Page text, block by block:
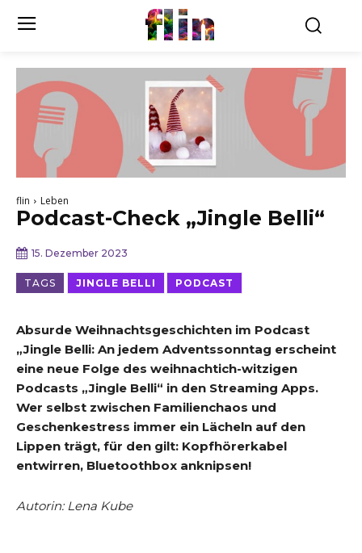
flin
flin Leben
Podcast-Check „Jingle Belli“
15. Dezember 2023
TAGS JINGLE BELLI PODCAST
Absurde Weihnachtsgeschichten im Podcast
„Jingle Belli: An jedem Adventssonntag erscheint
eine neue Folge des weihnachtich-witzigen
Podcasts „Jingle Belli“ in den Streaming Apps.
Wer selbst zwischen Familienchaos und
Geschenkestress immer ein Lächeln auf den
Lippen trägt, für den gilt: Kopfhörerkabel
entwirren, Bluetoothbox anknipsen!
Autorin: Lena Kube